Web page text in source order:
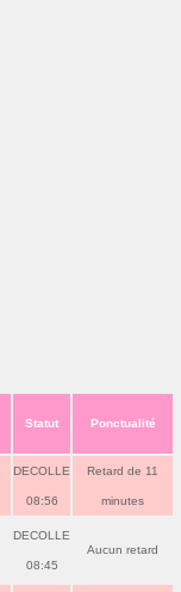
Statut Ponctualité
DECOLLE
08:56
Retard de 11
minutes
DECOLLE
08:45
Aucun retard